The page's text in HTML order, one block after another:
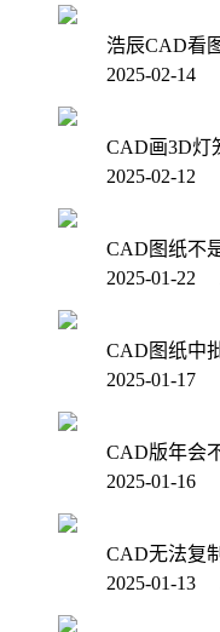
浩辰CAD看
2025-02-14
CAD画3D灯
2025-02-12
CAD图纸不
2025-01-22
CAD图纸中
2025-01-17
CAD版年会
2025-01-16
CAD无法复
2025-01-13